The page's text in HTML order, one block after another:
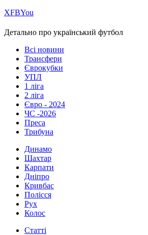
ХFBYou
Детально про український футбол
Всі новини
Трансфери
Єврокубки
УПЛ
1 ліга
2 ліга
Євро - 2024
ЧС -2026
Преса
Трибуна
Динамо
Шахтар
Карпати
Дніпро
Кривбас
Полісся
Рух
Колос
Статті